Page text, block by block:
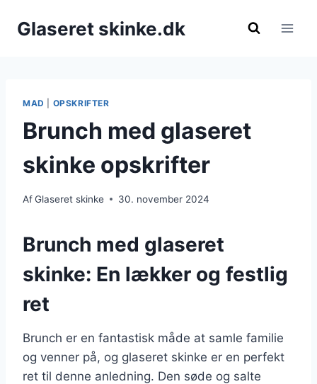
Glaseret skinke.dk
MAD OPSKRIFTER
Brunch med glaseret
skinke opskrifter
AfGlaseret skinke 30. november 2024
Brunch med glaseret
skinke: En lækker og festlig
ret
Brunch er en fantastisk måde at samle familie
og venner på, og glaseret skinke er en perfekt
ret til denne anledning. Den søde og salte